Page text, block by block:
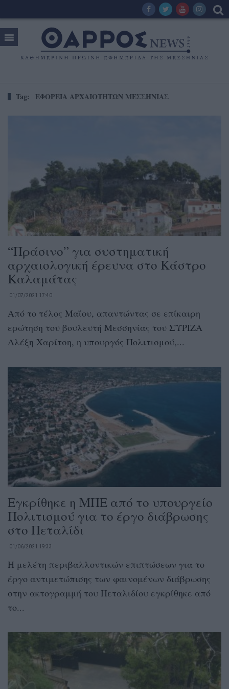
Tag: ΕΦΟΡΕΙΑ ΑΡΧΑΙΟΤΗΤΩΝ ΜΕΣΣΗΝΙΑΣ
“Πράσινο” για συστηματική
αρχαιολογική έρευνα στο Κάστρο
Καλαμάτας
01/07/2021 17:40
Από το τέλος Μαΐου, απαντώντας σε επίκαιρη
ερώτηση του βουλευτή Μεσσηνίας του ΣΥΡΙΖΑ
Αλέξη Χαρίτση, η υπουργός Πολιτισμού,...
Εγκρίθηκε η ΜΠΕ από το υπουργείο
Πολιτισμού για το έργο διάβρωσης
στο Πεταλίδι
01/06/2021 19:33
Η μελέτη περιβαλλοντικών επιπτώσεων για το
έργο αντιμετώπισης των φαινομένων διάβρωσης
στην ακτογραμμή του Πεταλιδίου εγκρίθηκε από
το...